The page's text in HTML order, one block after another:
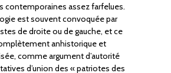
contemporaines assez farfelues.
est souvent convoquée par
de droite ou de gauche, et ce
anhistorique et
comme argument d’autorité
d’union des « patriotes des